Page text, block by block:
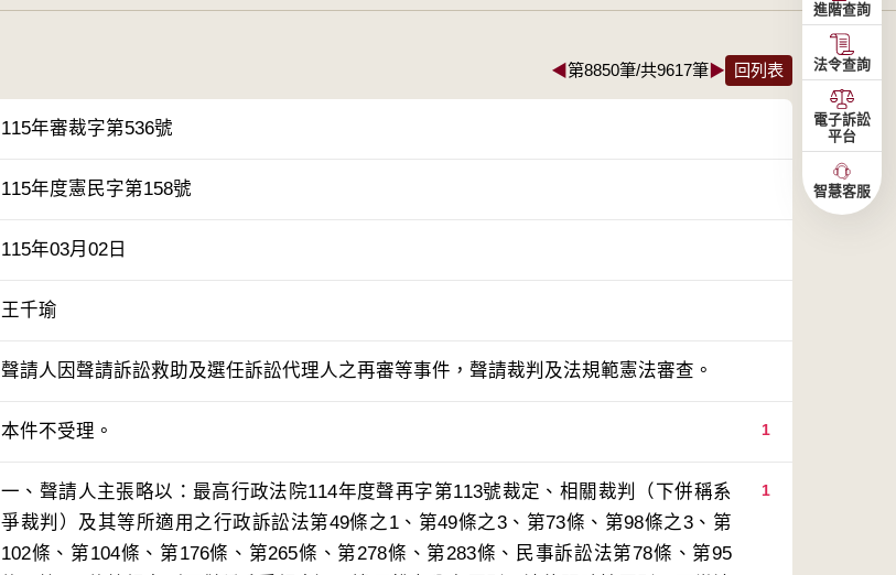
◀第8850筆/共9617筆▶ 回列表
115年審裁字第536號
115年度憲民字第158號
115年03月02日
王千瑜
聲請人因聲請訴訟救助及選任訴訟代理人之再審等事件，聲請裁判及法規範憲法審查。
1
本件不受理。
1
一、聲請人主張略以：最高行政法院114年度聲再字第113號裁定、相關裁判（下併稱系
爭裁判）及其等所適用之行政訴訟法第49條之1、第49條之3、第73條、第98條之3、第
102條、第104條、第176條、第265條、第278條、第283條、民事訴訟法第78條、第95
進階查詢
法令查詢
電子訴訟
平台
智慧客服